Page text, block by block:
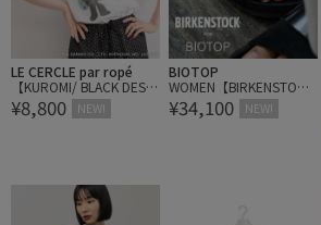
LE CERCLE par ropé
【KUROMI/ BLACK DESIG
N SERIES別注】BLACK K
UROMI Tシャツ
¥8,800 NEW!
BIOTOP
WOMEN【BIRKENSTOCK
for BIOTOP】Kyoto EXQ
LEVE/LENA HS
¥34,100 NEW!